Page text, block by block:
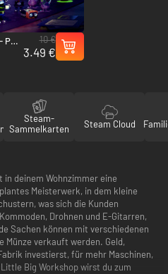
PC
10 €
3.49 €
Steam-
Sammelkarten
Steam Cloud
deinem Wohnzimmer eine
Meisterwerk, in dem kleine
was sich die Kunden
Drohnen und E-Gitarren,
Sachen können mit verschiedenen
verkauft werden. Geld,
investierst, für mehr Maschinen,
Big Workshop wirst du zum